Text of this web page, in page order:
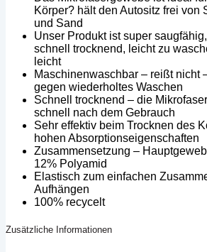
Körper? hält den Autositz frei von
und Sand
Unser Produkt ist super
schnell trocknend, leicht zu
leicht
Maschinenwaschbar – reißt nicht
gegen wiederholtes Waschen
Schnell trocknend – die
schnell nach dem Gebrauch
Sehr effektiv beim Trocknen des
hohen Absorptionseigenschaften
Zusammensetzung –
12% Polyamid
Elastisch zum einfachen
Aufhängen
100% recycelt
Zusätzliche Informationen